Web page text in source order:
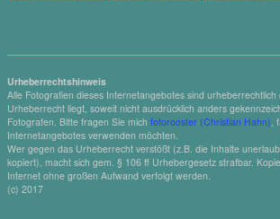
Urheberrechtshinweis
Alle Fotografien dieses Internetangebotes sind
Urheberrecht liegt, soweit nicht ausdrücklich anders
Fotografen. Bitte fragen Sie mich fotorooster (Christian Hahn),
Internetangebotes verwenden möchten.
Wer gegen das Urheberrecht verstößt (z.B. die Inhalte
kopiert), macht sich gem. § 106 ff Urhebergesetz strafbar.
Internet ohne großen Aufwand verfolgt werden.
(c) 2017